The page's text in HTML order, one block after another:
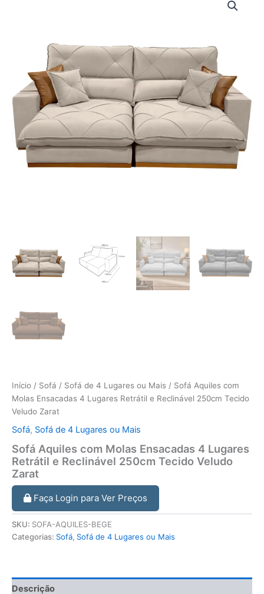
Início / Sofá / Sofá de 4 Lugares ou Mais / Sofá Aquiles com
Molas Ensacadas 4 Lugares Retrátil e Reclinável 250cm Tecido
Veludo Zarat
Sofá, Sofá de 4 Lugares ou Mais
Sofá Aquiles com Molas Ensacadas 4 Lugares
Retrátil e Reclinável 250cm Tecido Veludo
Zarat
Faça Login para Ver Preços
SKU: SOFA-AQUILES-BEGE
Categorias: Sofá, Sofá de 4 Lugares ou Mais
Descrição